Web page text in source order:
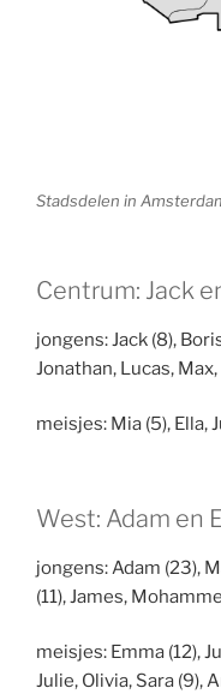
Stadsdelen in
Centrum: Jack
jongens: Jack (8),
Jonathan, Lucas,
meisjes: Mia (5), Ella,
West: Adam en
jongens: Adam (23),
(11), James,
meisjes: Emma (12),
Julie, Olivia, Sara (9),